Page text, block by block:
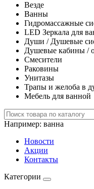
Везде
Ванны
Гидромассажные
LED Зеркала для
Души / Душевые
Душевые кабины /
Смесители
Раковины
Унитазы
Трапы и желоба в
Мебель для ванной
Например: ванна
Новости
Акции
Контакты
Категории